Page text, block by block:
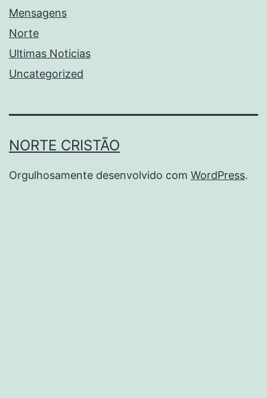
Mensagens
Norte
Ultimas Noticias
Uncategorized
NORTE CRISTÃO
Orgulhosamente desenvolvido com WordPress.